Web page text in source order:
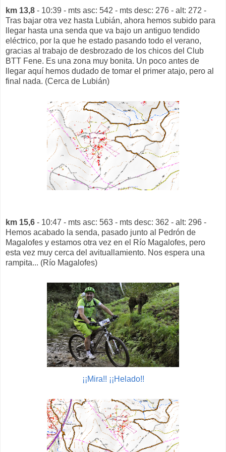
km 13,8 - 10:39 - mts asc: 542 - mts desc: 276 - alt: 272 -
Tras bajar otra vez hasta Lubián, ahora hemos subido para
llegar hasta una senda que va bajo un antiguo tendido
eléctrico, por la que he estado pasando todo el verano,
gracias al trabajo de desbrozado de los chicos del Club
BTT Fene. Es una zona muy bonita. Un poco antes de
llegar aquí hemos dudado de tomar el primer atajo, pero al
final nada. (Cerca de Lubián)
km 15,6 - 10:47 - mts asc: 563 - mts desc: 362 - alt: 296 -
Hemos acabado la senda, pasado junto al Pedrón de
Magalofes y estamos otra vez en el Río Magalofes, pero
esta vez muy cerca del avituallamiento. Nos espera una
rampita... (Río Magalofes)
¡¡Mira!! ¡¡Helado!!